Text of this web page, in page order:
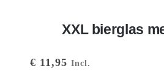
XXL bierglas
€ 11,95 Incl.